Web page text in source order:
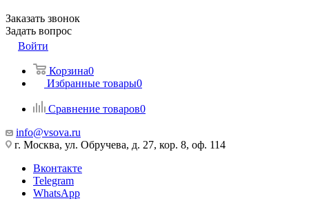
Заказать звонок
Задать вопрос
Войти
Корзина0
Избранные товары0
Сравнение товаров0
info@vsova.ru
г. Москва, ул. Обручева, д. 27, кор. 8, оф. 114
Вконтакте
Telegram
WhatsApp